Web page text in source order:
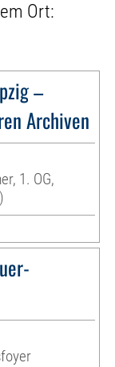
Ort:
–
Archiven
1. OG,